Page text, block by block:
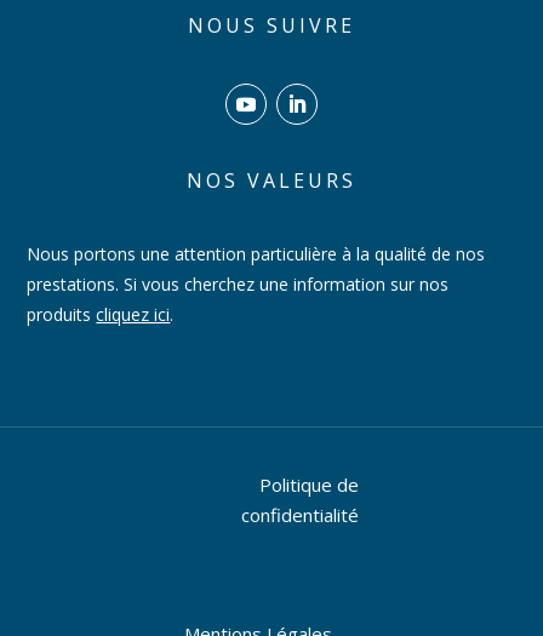
NOUS SUIVRE
NOS VALEURS
Nous portons une attention particulière à la qualité de nos
prestations. Si vous cherchez une information sur nos
produitscliquez ici.
Politique de
confidentialité